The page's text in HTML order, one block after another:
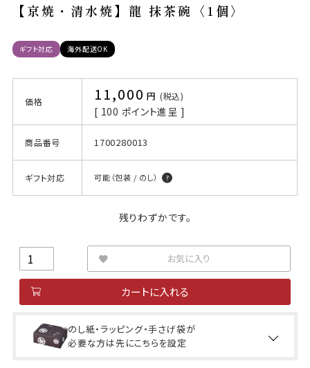
【京焼・清水焼】龍 抹茶碗〈1個〉
ギフト対応 海外配送OK
価格 11,000 税込
[ 100 ポイント進呈 ]
商品番号 1700280013
ギフト対応 可能（包装 / のし）
残りわずかです。
お気に入り
カートに入れる
のし紙・ラッピング・手さげ袋が
必要な方は先にこちらを設定